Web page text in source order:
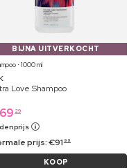
BIJNA UITVERKOCHT
⋅ 1000 ml
Love Shampoo
69 29
prijs:€91 99
KOOP